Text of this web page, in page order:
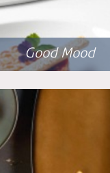
Good Mood